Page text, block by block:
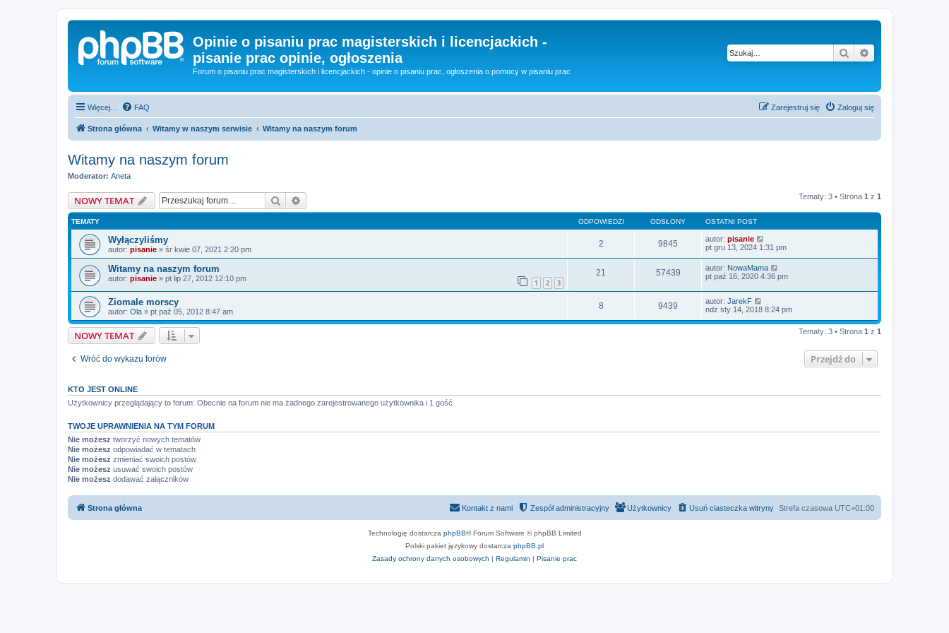
Opinie o pisaniu prac magisterskich i licencjackich -
pisanie prac opinie, ogłoszenia
Forum o pisaniu prac magisterskich i licencjackich - opinie o pisaniu prac, ogłoszenia o pomocy w pisaniu prac
Szukaj
Więcej… FAQ Zaloguj się
Zarejestruj się
Strona główna Witamy w naszym serwisie Witamy na naszym forum
Witamy na naszym forum
Moderator: Aneta
NOWY TEMAT Szukaj Tematy: 3 • Strona 1 z 1
TEMATY ODPOWIEDZI ODSŁONY OSTATNI POST
Wyłączyliśmy
autor: pisanie » śr kwie 07, 2021 2:20 pm
2 9845 autor: pisanie
pt gru 13, 2024 1:31 pm
Witamy na naszym forum
autor: pisanie » pt lip 27, 2012 12:10 pm 1 2 3
21 57439 autor: NowaMama
pt paź 16, 2020 4:36 pm
Ziomale morscy
autor: Ola » pt paź 05, 2012 8:47 am
8 9439 autor: JarekF
ndz sty 14, 2018 8:24 pm
NOWY TEMAT Tematy: 3 • Strona 1 z 1
Wróć do wykazu forów Przejdź do
KTO JEST ONLINE
Użytkownicy przeglądający to forum: Obecnie na forum nie ma żadnego zarejestrowanego użytkownika i 1 gość
TWOJE UPRAWNIENIA NA TYM FORUM
Nie możesz tworzyć nowych tematów
Nie możesz odpowiadać w tematach
Nie możesz zmieniać swoich postów
Nie możesz usuwać swoich postów
Nie możesz dodawać załączników
Strona główna Strefa czasowa UTC+01:00
Usuń ciasteczka witryny
Użytkownicy
Zespół administracyjny
Kontakt z nami
Technologię dostarcza phpBB® Forum Software © phpBB Limited
Polski pakiet językowy dostarcza phpBB.pl
Zasady ochrony danych osobowych | Regulamin | Pisanie prac